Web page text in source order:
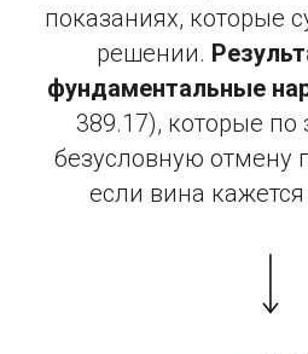
показаниях, которые
решении.
фундаментальные
389.17), которые по
безусловную отмену
если вина